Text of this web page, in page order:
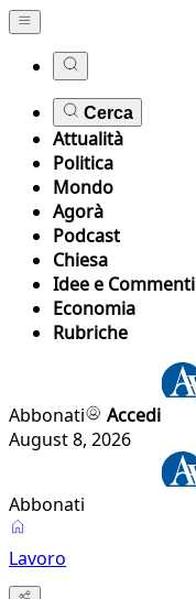
Cerca
Attualità
Politica
Mondo
Agorà
Podcast
Chiesa
Idee e Commenti
Economia
Rubriche
Abbonati
Accedi
August 8, 2026
Abbonati
Lavoro